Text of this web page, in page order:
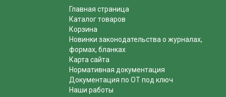
Главная страница
Каталог товаров
Корзина
Новинки законодательства о журналах,
формах, бланках
Карта сайта
Нормативная документация
Документация по ОТ под ключ
Наши работы